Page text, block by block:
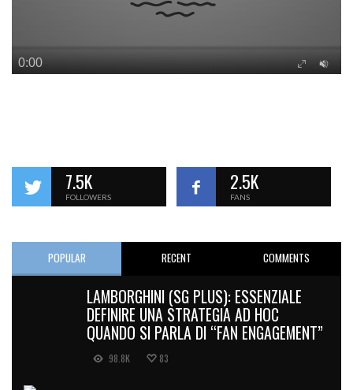
7.5K
FOLLOWERS
2.5K
FANS
POPULAR RECENT COMMENTS
LAMBORGHINI (SG PLUS): ESSENZIALE
DEFINIRE UNA STRATEGIA AD HOC
QUANDO SI PARLA DI “FAN ENGAGEMENT”
98.8K 83